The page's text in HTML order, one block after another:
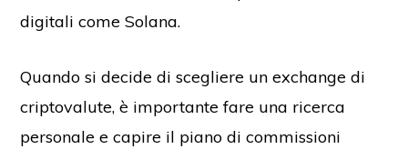
digitali come Solana.
Quando si decide di scegliere un exchange di
criptovalute, è importante fare una ricerca
personale e capire il piano di commissioni